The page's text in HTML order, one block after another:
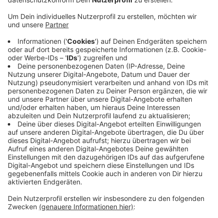
Mit 20 Quadratmetern stand hier zwar nur eine kleine
Fläche in Flammen, aber es hätte leicht mehr
passieren können. Böden, Wälder und Hecken sind
knochentrocken. Mit der angekündigten Hitzewelle
steigt die Waldbrandgefahr weiter. In den kommenden
Tage erreicht sie die zweithöchste Warnstufe.
Deshalb gilt unter anderem: Keine Zigaretten in die
Landschaft schmeißen. Das gilt auch für Glasflaschen.
Sie wirken wie Brenngläser. Offenes Feuer ist sowieso
tabu.
Anzeige